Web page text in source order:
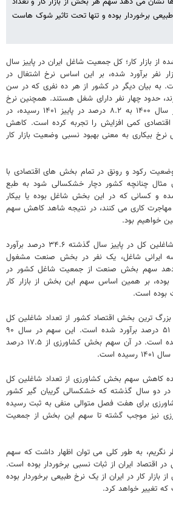
برخوردار بوده و تنها تحت تاثیر شوک هاست
از بازار کار؛ کل جمعیت شاغل ایران در پاییز سال
۲۴ میلیون و ۷۰ هزار نفر برآورد شده، بر این اساس نرخ اشتغال در
۳۷.۷ درصد است. به بیان دیگر در کشور از هر ده نفری که در سن
دارند، حدود چهار نفر دارای شغل هستند. همچنین نرخ
بیکاری از ۸.۹ درصد در پاییز سال ۱۴۰۰ به ۸.۲ درصد در پاییز ۱۴۰۱ رسیده، در
کمی افزایش را تجربه کرده است. کاهش
نرخ بیکاری به معنی بهبود نسبی وضعیت بازار کار
رکود و رونق در تمام بخش های اقتصادی با
چنانچه کشور دچار خشکسالی شود به طبع
و کسانی که در این بخش شاغل بوده یا بیکار
کاری می کنند، در نتیجه شاهد کاهش سهم
خواهیم بود.
سهم بخش صنعت از تعداد شاغلین کل در پاییز سال گذشته ۳۴.۶ درصد برآورد
ایرانی شاغل، یک نفر در بخش صنعت مشغول
سهم بخش صنعت از جمعیت شاغل کشور در
حدود ۳۴ درصد بوده، بر همین اساس سهم این بخش از بازار کار
بوده است.
ترین بخش اقتصاد کشور از تعداد شاغلین کل
در پاییز سال گذشته بالغ بر ۵۱ درصد برآورد شده است. این سهم در سال ۹۰
حدود ۴۸ درصد به ثبت رسیده است. در آن سهم بخش کشاورزی از ۱۷.۵ درصد
کاهش سهم بخش کشاورزی از تعداد شاغلین کل
دو سال گذشته که خشکسالی گریبان گیر کشور
برای هفت فصل متوالی منفی به ثبت رسیده
نیز موجب گشته تا سهم این بخش از جمعیت
نگریم، به طور کلی می توان اظهار داشت که سهم
اقتصاد ایران از ثبات نسبی برخوردار بوده است.
کار در ایران از یک نرخ طبیعی برخوردار بوده
تغییر خواهد کرد.